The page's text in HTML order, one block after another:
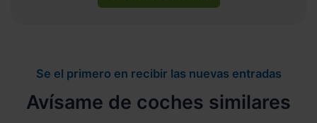
Se el primero en recibir las nuevas entradas
Avísame de coches similares